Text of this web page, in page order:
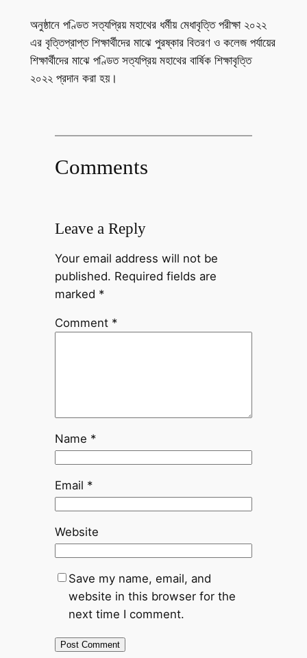
অনুষ্ঠানে পণ্ডিত সত্যপ্রিয় মহাথের ধর্মীয় মেধাবৃত্তি পরীক্ষা ২০২২
এর বৃত্তিপ্রাপ্ত শিক্ষার্থীদের মাঝে পুরষ্কার বিতরণ ও কলেজ পর্যায়ের
শিক্ষার্থীদের মাঝে পণ্ডিত সত্যপ্রিয় মহাথের বার্ষিক শিক্ষাবৃত্তি
২০২২ প্রদান করা হয়।
Comments
Leave a Reply
Your email address will not be
published. Required fields are
marked *
Comment *
Name *
Email *
Website
Save my name, email, and
website in this browser for the
next time I comment.